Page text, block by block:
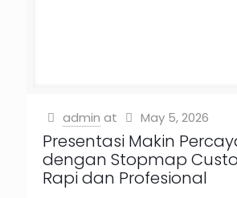
admin at May 5, 2026
Presentasi Makin
dengan Stopmap
Rapi dan Profesional